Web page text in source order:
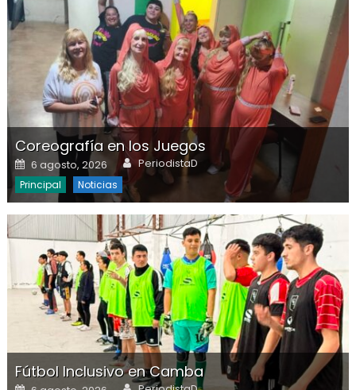
Coreografía en los Juegos
Posted on
6 agosto, 2026 Author
PeriodistaD
Principal Noticias
Fútbol Inclusivo en Camba
Author